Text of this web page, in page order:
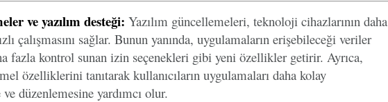
ve yazılım desteği: Yazılım güncellemeleri, teknoloji cihazlarının daha
çalışmasını sağlar. Bunun yanında, uygulamaların erişebileceği veriler
fazla kontrol sunan izin seçenekleri gibi yeni özellikler getirir. Ayrıca,
özelliklerini tanıtarak kullanıcıların uygulamaları daha kolay
düzenlemesine yardımcı olur.